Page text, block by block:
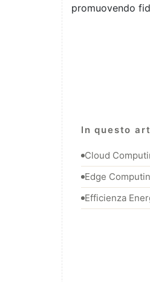
promuovendo
In questo
Cloud
Edge
Efficienza